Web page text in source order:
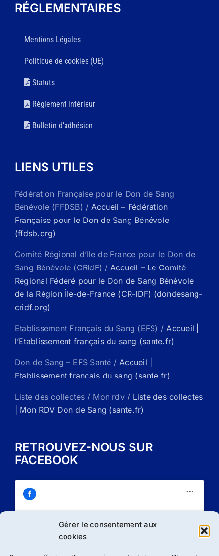
Gérer le consentement aux
cookies
RÉGLEMENTAIRES
Mentions Légales
Politique de cookies (UE)
Statuts
Règlement intérieur
Bulletin d’adhésion
LIENS UTILES
Fédération Française pour le Don de Sang
Bénévole (FFDSB) / Accueil – Fédération
Française pour le Don de Sang Bénévole
(ffdsb.org)
Comité Régional d’Ile de France pour le Don de
Sang Bénévole (CRIdF) / Accueil – Le Comité
Régional Fédéré pour le Don de Sang Bénévole
de la Région Île-de-France (CR-IDF) (dondesang-
cridf.org)
Etablissement Français du Sang (EFS) /Accueil |
l’Etablissement français du sang (sante.fr)
Don de Sang – EFS Santé /Accueil |
Etablissement francais du sang (sante.fr)
Liste des collectes / Mon rdv / Liste des collectes
| Mon RDV Don de Sang (sante.fr)
RETROUVEZ-NOUS SUR
FACEBOOK
Cliquez sur « J’accepte » pour activer